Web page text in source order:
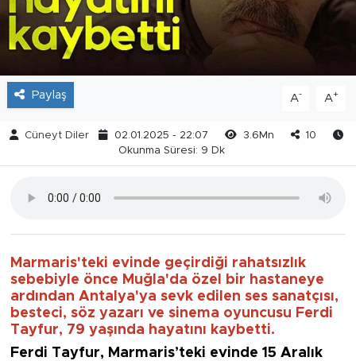
Paylaş A- A+
Cüneyt Diler 02.01.2025 - 22:07 3.6Mn
10
Okunma Süresi: 9 Dk
Marmaris'teki evinde geçirdiği rahatsızlık
sebebiyle önce Muğla'da özel bir hastaneye
ardından Antalya'ya sevk edilen ses sanatçısı,
besteci, söz yazarı ve sinema oyuncusu Ferdi
Tayfur, 79 yaşında hayatını kaybetti.
Ferdi Tayfur, Marmaris’teki evinde 15 Aralık